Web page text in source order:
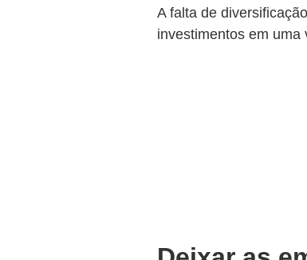
A falta de
investimentos em uma